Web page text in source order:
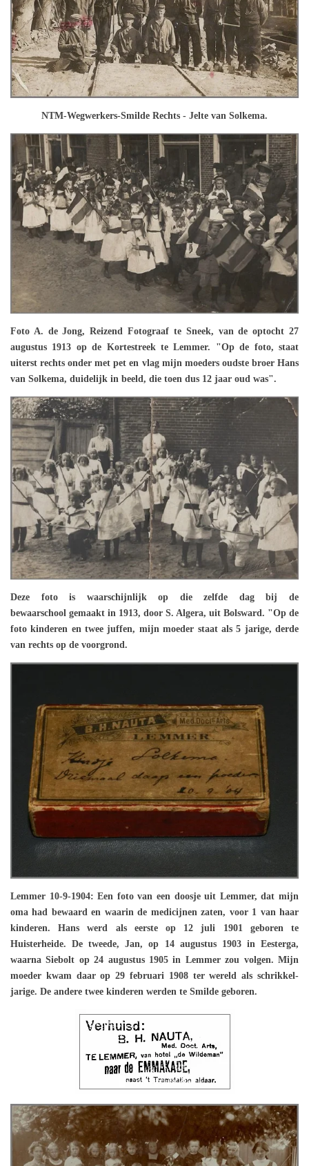
NTM-Wegwerkers-Smilde Rechts - Jelte van Solkema.
Foto A. de Jong, Reizend Fotograaf te Sneek, van de optocht 27
augustus 1913 op de Kortestreek te Lemmer. "Op de foto, staat
uiterst rechts onder met pet en vlag mijn moeders oudste broer Hans
van Solkema, duidelijk in beeld, die toen dus 12 jaar oud was".
Deze foto is waarschijnlijk op die zelfde dag bij de
bewaarschool gemaakt in 1913, door S. Algera, uit Bolsward. "Op de
foto kinderen en twee juffen, mijn moeder staat als 5 jarige, derde
van rechts op de voorgrond.
Lemmer 10-9-1904: Een foto van een doosje uit Lemmer, dat mijn
oma had bewaard en waarin de medicijnen zaten, voor 1 van haar
kinderen. Hans werd als eerste op 12 juli 1901 geboren te
Huisterheide. De tweede, Jan, op 14 augustus 1903 in Eesterga,
waarna Siebolt op 24 augustus 1905 in Lemmer zou volgen. Mijn
moeder kwam daar op 29 februari 1908 ter wereld als schrikkel-
jarige. De andere twee kinderen werden te Smilde geboren.